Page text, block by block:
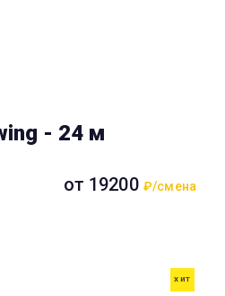
- 24 м
от 19200 ₽/смена
ХИТ